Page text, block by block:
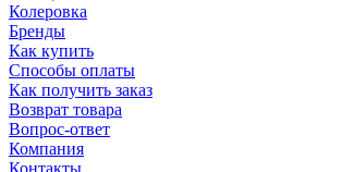
Колеровка
Бренды
Как купить
Способы оплаты
Как получить заказ
Возврат товара
Вопрос-ответ
Компания
Контакты